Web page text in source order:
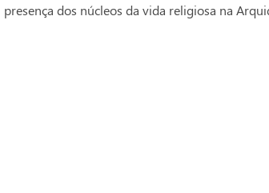
presença dos núcleos da vida religiosa na